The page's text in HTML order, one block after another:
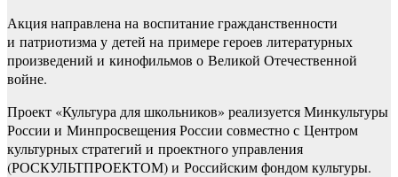
Акция направлена на воспитание гражданственности
и патриотизма у детей на примере героев литературных
произведений и кинофильмов о Великой Отечественной
войне.
Проект «Культура для школьников» реализуется Минкультуры
России и Минпросвещения России совместно с Центром
культурных стратегий и проектного управления
(РОСКУЛЬТПРОЕКТОМ) и Российским фондом культуры.